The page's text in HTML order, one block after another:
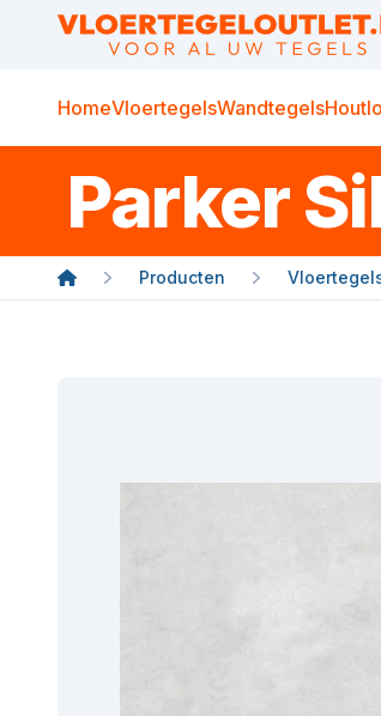
HomeVloertegelsWandtegels
Parker
Producten